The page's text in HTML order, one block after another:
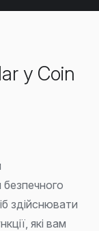
у Coin
здійснювати
які вам